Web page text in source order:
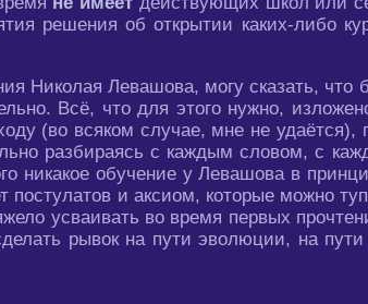
решения об открытии каких-либо
Николая Левашова, могу сказать,
Всё, что для этого нужно,
(во всяком случае, мне не
разбираясь с каждым словом, с
никакое обучение у Левашова в
и аксиом, которые можно
усваивать во время первых
рывок на пути эволюции, на пути